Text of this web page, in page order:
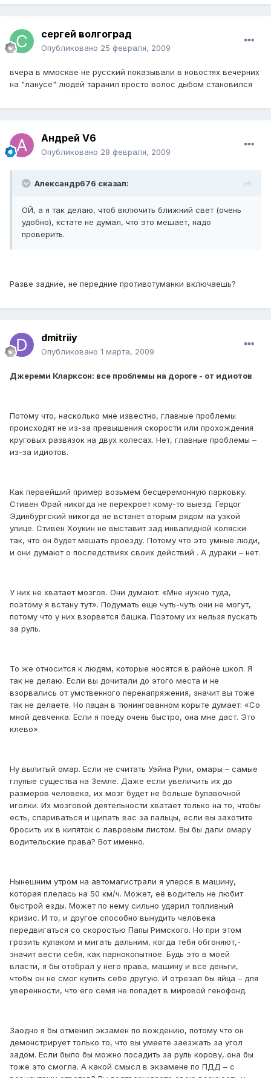
сергей волгоград
Опубликовано 25 февраля, 2009
вчера в ммоскве не русский показывали в новостях вечерних
на "ланусе" людей таранил просто волос дыбом становился
Андрей V6
Опубликовано 28 февраля, 2009
Александр676 сказал:
ОЙ, а я так делаю, чтоб включить ближний свет (очень
удобно), кстате не думал, что это мешает, надо
проверить.
Разве задние, не передние противотуманки включаешь?
dmitriiy
Опубликовано 1 марта, 2009
Джереми Кларксон: все проблемы на дороге - от идиотов
Потому что, насколько мне известно, главные проблемы
происходят не из-за превышения скорости или прохождения
круговых развязок на двух колесах. Нет, главные проблемы –
из-за идиотов.
Как первейший пример возьмем бесцеремонную парковку.
Стивен Фрай никогда не перекроет кому-то выезд. Герцог
Эдинбургский никогда не встанет вторым рядом на узкой
улице. Стивен Хоукин не выставит зад инвалидной коляски
так, что он будет мешать проезду. Потому что это умные люди,
и они думают о последствиях своих действий . А дураки – нет.
У них не хватает мозгов. Они думают: «Мне нужно туда,
поэтому я встану тут». Подумать еще чуть-чуть они не могут,
потому что у них взорвется башка. Поэтому их нельзя пускать
за руль.
То же относится к людям, которые носятся в районе школ. Я
так не делаю. Если вы дочитали до этого места и не
взорвались от умственного перенапряжения, значит вы тоже
так не делаете. Но пацан в тюнингованном корыте думает: «Со
мной девченка. Если я поеду очень быстро, она мне даст. Это
клево».
Ну вылитый омар. Если не считать Уэйна Руни, омары – самые
глупые существа на Земле. Даже если увеличить их до
размеров человека, их мозг будет не больше булавочной
иголки. Их мозговой деятельности хватает только на то, чтобы
есть, спариваться и щипать вас за пальцы, если вы захотите
бросить их в кипяток с лавровым листом. Вы бы дали омару
водительские права? Вот именно.
Нынешним утром на автомагистрали я уперся в машину,
которая плелась на 50 км/ч. Может, её водитель не любит
быстрой езды. Может по нему сильно ударил топливный
кризис. И то, и другое способно вынудить человека
передвигаться со скоростью Папы Римского. Но при этом
грозить кулаком и мигать дальним, когда тебя обгоняют,-
значит вести себя, как парнокопытное. Будь это в моей
власти, я бы отобрал у него права, машину и все деньги,
чтобы он не смог купить себе другую. И отрезал бы яйца – для
уверенности, что его семя не попадет в мировой генофонд.
Заодно я бы отменил экзамен по вождению, потому что он
демонстрирует только то, что вы умеете заезжать за угол
задом. Если было бы можно посадить за руль корову, она бы
тоже это смогла. А какой смысл в экзамене по ПДД – с